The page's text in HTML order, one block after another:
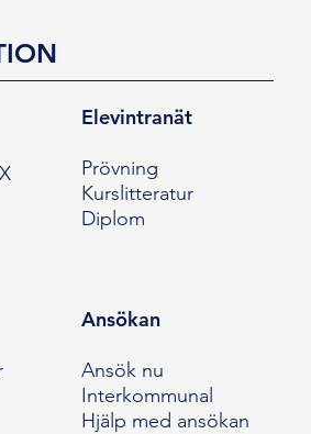
Elevintranät
Prövning
Kurslitteratur
Diplom
Ansökan
Ansök nu
Interkommunal
Hjälp med ansökan